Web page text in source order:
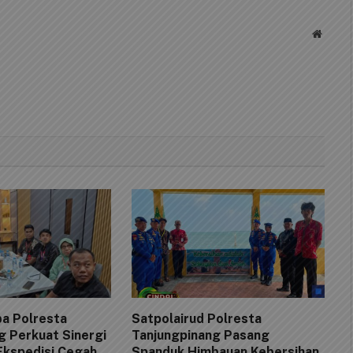
Polresta
Perkuat Sinergi
Satpolairud Polresta
Tanjungpinang Pasang